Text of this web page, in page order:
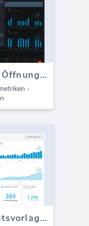
LinkedIn Ads Klicks, Öffnungen, Impressionen
-
Bing Ads PPC Berichtsvorlage (Bericht)